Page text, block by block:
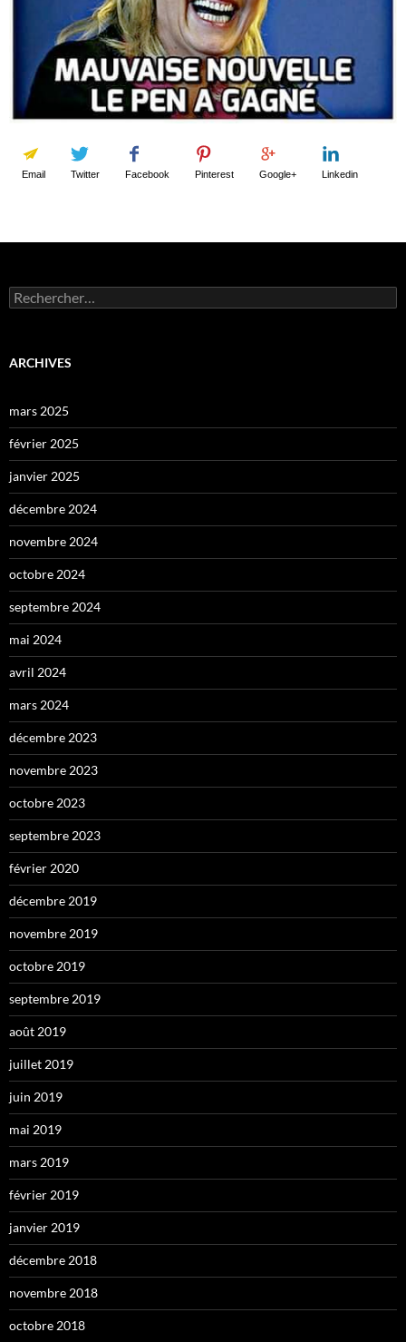
Email Twitter Facebook Pinterest Google+ Linkedin
Rechercher :
ARCHIVES
mars 2025
février 2025
janvier 2025
décembre 2024
novembre 2024
octobre 2024
septembre 2024
mai 2024
avril 2024
mars 2024
décembre 2023
novembre 2023
octobre 2023
septembre 2023
février 2020
décembre 2019
novembre 2019
octobre 2019
septembre 2019
août 2019
juillet 2019
juin 2019
mai 2019
mars 2019
février 2019
janvier 2019
décembre 2018
novembre 2018
octobre 2018